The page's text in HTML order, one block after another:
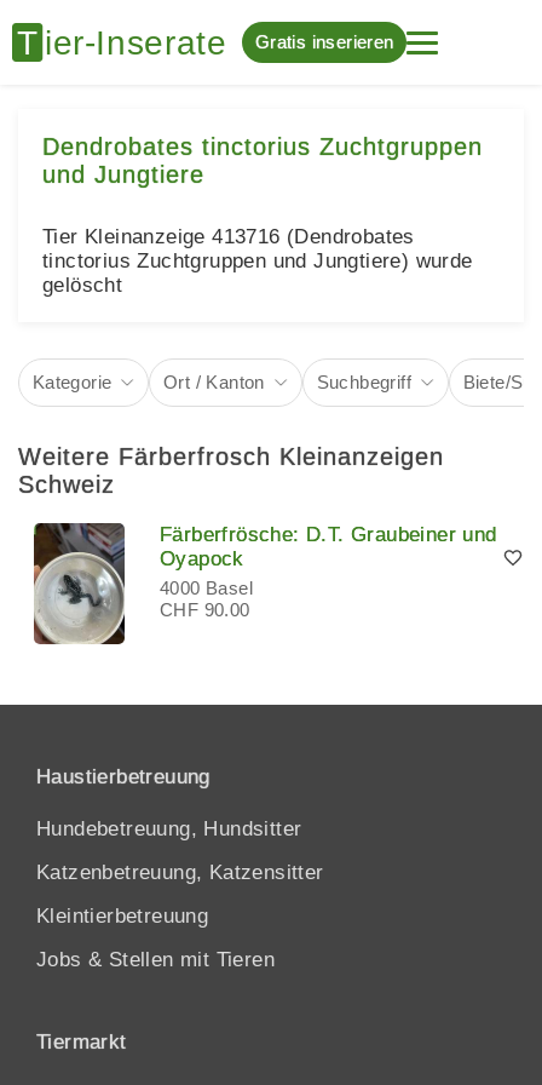
Gratis inserieren
Dendrobates tinctorius Zuchtgruppen
und Jungtiere
Tier Kleinanzeige 413716 (Dendrobates
tinctorius Zuchtgruppen und Jungtiere) wurde
gelöscht
Kategorie Ort / Kanton Suchbegriff Biete/
Weitere Färberfrosch Kleinanzeigen
Schweiz
Färberfrösche: D.T. Graubeiner und
Oyapock
4000 Basel
CHF 90.00
Haustierbetreuung
Hundebetreuung, Hundsitter
Katzenbetreuung, Katzensitter
Kleintierbetreuung
Jobs & Stellen mit Tieren
Tiermarkt